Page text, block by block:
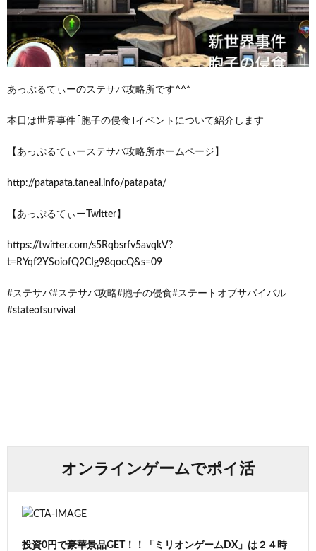
あっぷるてぃーのステサバ攻略所です^^*
本日は世界事件｢胞子の侵食｣イベントについて紹介します
【あっぷるてぃーステサバ攻略所ホームページ】
http://patapata.taneai.info/patapata/
【あっぷるてぃーTwitter】
https://twitter.com/s5Rqbsrfv5avqkV?
t=RYqf2YSoiofQ2CIg98qocQ&s=09
#ステサバ#ステサバ攻略#胞子の侵食#ステートオブサバイバル
#stateofsurvival
オンラインゲームでポイ活
投資0円で豪華景品GET！！「ミリオンゲームDX」は２４時